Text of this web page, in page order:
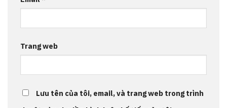
Trang web
Lưu tên của tôi, email, và trang web trong trình